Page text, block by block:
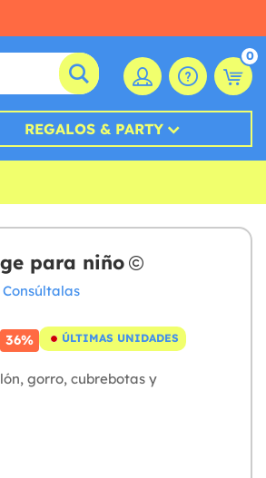
0
REGALOS & PARTY
para niño
Consúltalas
36% ÚLTIMAS UNIDADES
gorro, cubrebotas y